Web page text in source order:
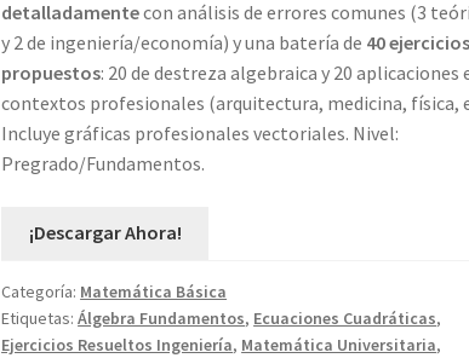
detalladamentecon análisis de errores comunes (3
y 2 de ingeniería/economía) y una batería de 40 ejercicios
propuestos: 20 de destreza algebraica y 20 aplicaciones
contextos profesionales (arquitectura, medicina, física,
Incluye gráficas profesionales vectoriales. Nivel:
Pregrado/Fundamentos.
¡Descargar Ahora!
Categoría: Matemática Básica
Etiquetas:Álgebra Fundamentos, Ecuaciones Cuadráticas,
Ejercicios Resueltos Ingeniería, Matemática Universitaria,